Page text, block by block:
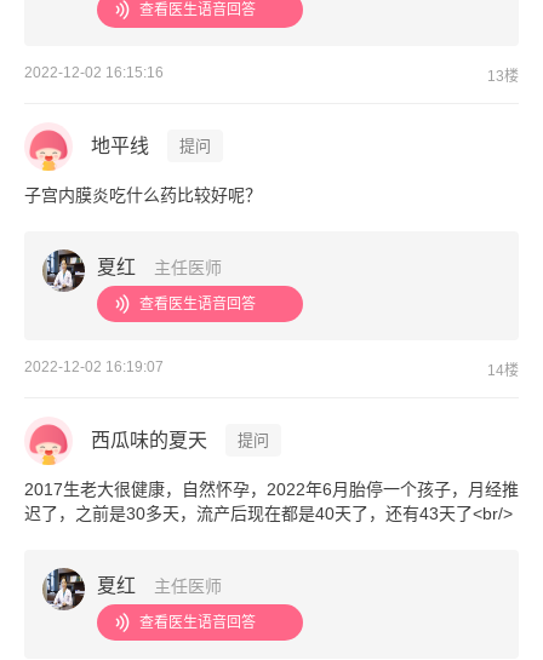
查看医生语音回答
2022-12-02 16:15:16 13楼
地平线 提问
子宫内膜炎吃什么药比较好呢？
夏红 主任医师
查看医生语音回答
2022-12-02 16:19:07 14楼
西瓜味的夏天 提问
2017生老大很健康，自然怀孕，2022年6月胎停一个孩子，月经推
迟了，之前是30多天，流产后现在都是40天了，还有43天了<br/>
夏红 主任医师
查看医生语音回答